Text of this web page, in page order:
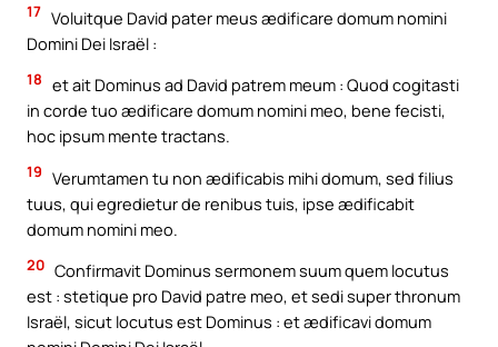
17 Voluitque David pater meus ædificare domum nomini
Domini Dei Israël :
18 et ait Dominus ad David patrem meum : Quod cogitasti
in corde tuo ædificare domum nomini meo, bene fecisti,
hoc ipsum mente tractans.
19 Verumtamen tu non ædificabis mihi domum, sed filius
tuus, qui egredietur de renibus tuis, ipse ædificabit
domum nomini meo.
20 Confirmavit Dominus sermonem suum quem locutus
est : stetique pro David patre meo, et sedi super thronum
Israël, sicut locutus est Dominus : et ædificavi domum